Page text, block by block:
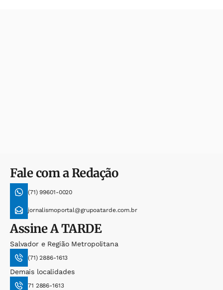
Fale com a Redação
(71) 99601-0020
jornalismoportal@grupoatarde.com.br
AssineA TARDE
Salvador e Região Metropolitana
(71) 2886-1613
Demais localidades
71 2886-1613